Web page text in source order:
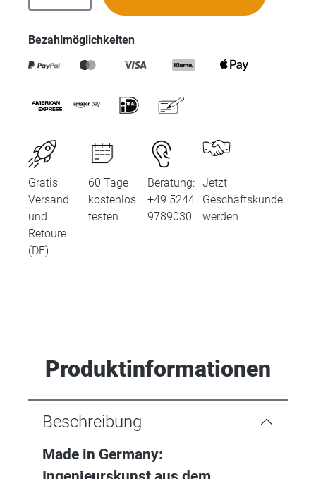
Bezahlmöglichkeiten
Gratis
Versand
und
Retoure
(DE)
60 Tage
kostenlos
testen
Beratung:
+49 5244
9789030
Jetzt
Geschäftskunde
werden
Produktinformationen
Beschreibung
Made in Germany: